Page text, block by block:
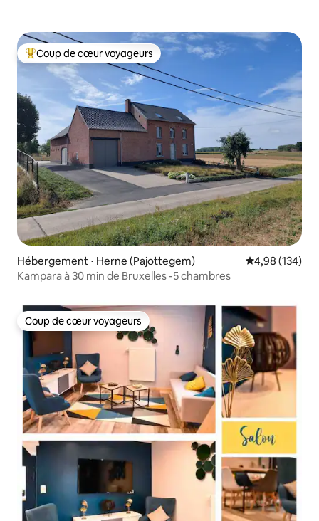
Coups de cœur voyageurs les plus appréciés
Coup de cœur voyageurs
Hébergement ⋅ Herne (Pajottegem) Évaluation
4,98 (134)
Kampara à 30 min de Bruxelles -5 chambres
Coup de cœur voyageurs
Coup de cœur voyageurs